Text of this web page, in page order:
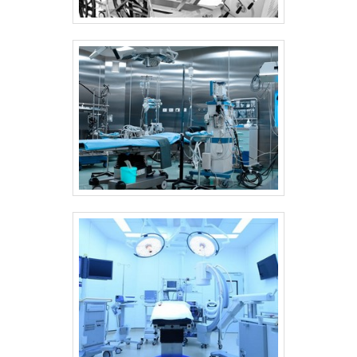
itens oferecidos, como lavadoras
qualidade e precisão. Com o objetivo de
trazer a satisfação a todos os clientes, a
empresa entende que seu melhor destaque
é conquistar a confiança de cada um. Tudo
isso só é possível através do investimento
em equipamentos modernos e profissionais
experientes. A Sanders do Brasil é uma
empresa que tem se destacado no
segmento pela idoneidade em tudo que faz,
garantindo uma entrega de excelência de
ponta a ponta. Saiba mais informações
solicitando um orçamento sem
compromisso! .
que prezam por produtos e serviços que
tenham ótima qualidade e excelente custo-
benefício, pontos importantes que ficam de
fora no planejamento de empresas que
visam apenas o lucro, deixando a desejar nos
outros fatores. É por esses e outros motivos
que a Sanders do Brasil é segura quando
explanamos o segmento de fabricação e
desenvolvimento de equipamentos
hospitalares e odontológicos de alta
melhor na atualidade para os nossos
clientes. Conta com um time de funcionários
de alta qualidade que terão o maior prazer em
auxiliar com suas dúvidas. GARANTIA DE
QUALIDADE COMPROVADA Somente na
Sanders do Brasil tem a solução ideal para
fabricação e desenvolvimento de